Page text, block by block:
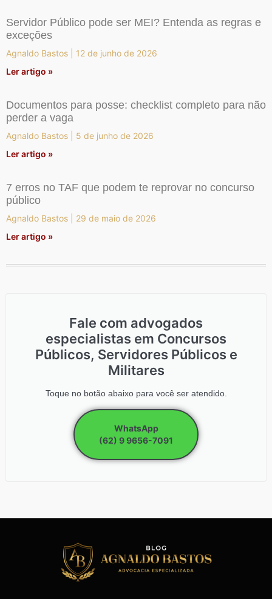
Servidor Público pode ser MEI? Entenda as regras e
exceções
Agnaldo Bastos
12 de junho de 2026
Ler artigo »
Documentos para posse: checklist completo para não
perder a vaga
Agnaldo Bastos
5 de junho de 2026
Ler artigo »
7 erros no TAF que podem te reprovar no concurso
público
Agnaldo Bastos
29 de maio de 2026
Ler artigo »
Fale com advogados
especialistas em Concursos
Públicos, Servidores Públicos e
Militares
Toque no botão abaixo para você ser atendido.
WhatsApp
(62) 9 9656-7091